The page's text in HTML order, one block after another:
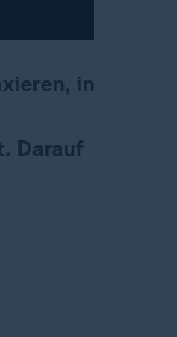
in
Darauf